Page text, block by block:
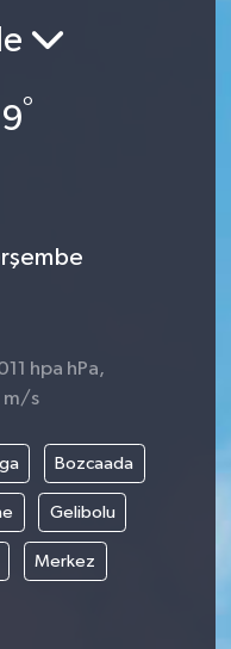
°
hpa hPa,
m/s
Bozcaada
Gelibolu
Merkez